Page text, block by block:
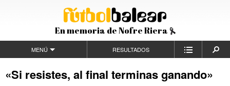
En memoria de Nofre Riera
MENÚ RESULTADOS
«Si resistes, al final terminas ganando»